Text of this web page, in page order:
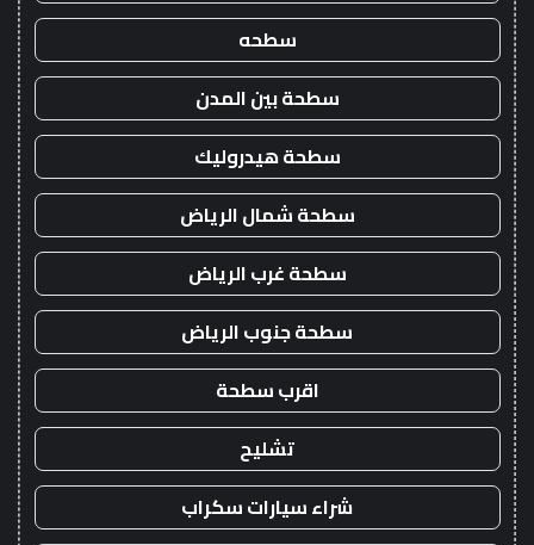
سطحه
سطحة بين المدن
سطحة هيدروليك
سطحة شمال الرياض
سطحة غرب الرياض
سطحة جنوب الرياض
اقرب سطحة
تشليح
شراء سيارات سكراب